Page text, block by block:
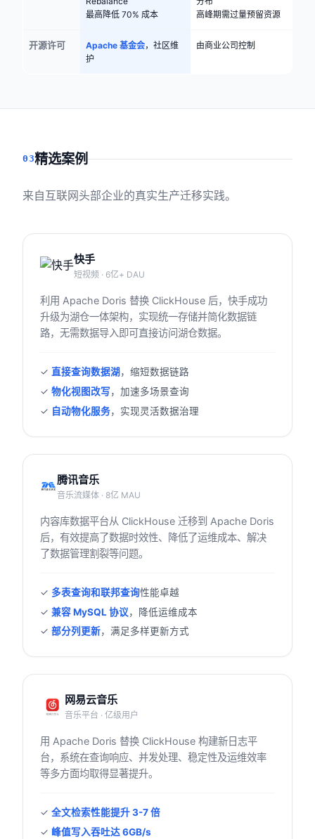
最高降低 70% 成本
高峰期需过量预留资源
开源许可 Apache 基金会，社区维
护
由商业公司控制
03精选案例
来自互联网头部企业的真实生产迁移实践。
快手
短视频 · 6亿+ DAU
利用 Apache Doris 替换 ClickHouse 后，快手成功
升级为湖仓一体架构，实现统一存储并简化数据链
路，无需数据导入即可直接访问湖仓数据。
✓ 直接查询数据湖 ，缩短数据链路
✓ 物化视图改写，加速多场景查询
✓ 自动物化服务，实现灵活数据治理
腾讯音乐
音乐流媒体 · 8亿 MAU
内容库数据平台从 ClickHouse 迁移到 Apache Doris
后，有效提高了数据时效性、降低了运维成本、解决
了数据管理割裂等问题。
✓ 多表查询和联邦查询性能卓越
✓ 兼容 MySQL 协议，降低运维成本
✓ 部分列更新，满足多样更新方式
网易云音乐
音乐平台 · 亿级用户
用 Apache Doris 替换 ClickHouse 构建新日志平
台，系统在查询响应、并发处理、稳定性及运维效率
等多方面均取得显著提升。
✓ 全文检索性能提升 3-7 倍
✓ 峰值写入吞吐达 6GB/s